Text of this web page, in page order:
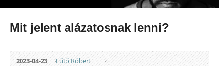
Mit jelent alázatosnak lenni?
2023-04-23 Fűtő Róbert